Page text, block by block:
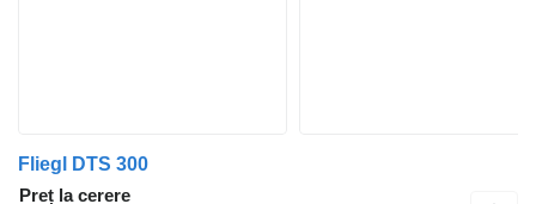
Fliegl DTS 300
Preț la cerere